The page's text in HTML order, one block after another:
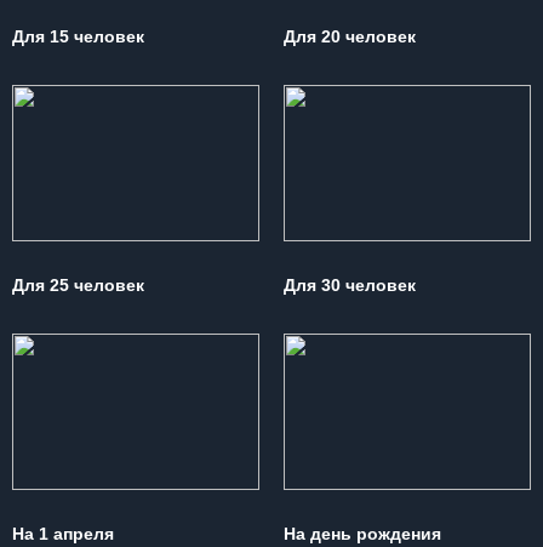
Для 15 человек Для 20 человек
Для 25 человек Для 30 человек
На 1 апреля На день рождения